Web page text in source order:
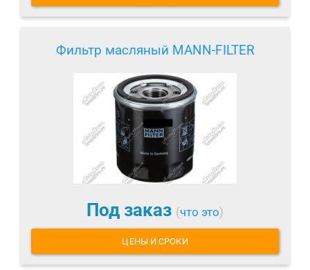
Фильтр масляный MANN-FILTER
Под заказ (что это)
ЦЕНЫ И СРОКИ